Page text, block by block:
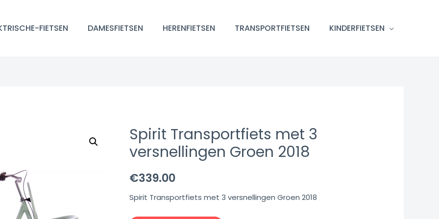
FIETSEN DAMESFIETSEN HERENFIETSEN TRANSPORTFIETSEN KINDERFIETSEN
Spirit Transportfiets met 3
versnellingen Groen 2018
€339.00
Spirit Transportfiets met 3 versnellingen Groen 2018